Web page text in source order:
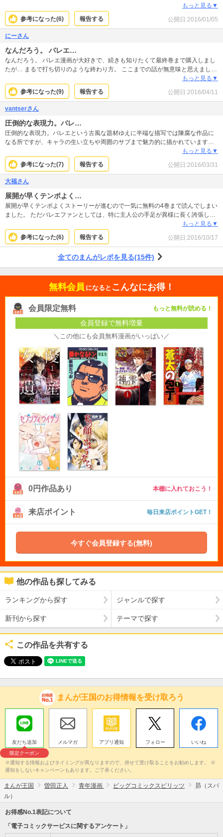
愛を書いていたけど私的には不要かな？と思ったり。スポーツした後の爽快感
があり「独りスポ根」とても楽しいです♪映画にもなったとの事、どのような内
容に仕上げているのか気になるので、そちらも機会があれば見てみたいなぁ♪
もっと見る▼
参考になった(6) 報告する 公開日:2016/01/05
にーさん
なんだろう。 バレエ…
なんだろう。 バレエ漫画が大好きで、続きも知りたくて最終巻まで購入しまし
たが… まるで打ち切りのような終わり方。 ここまでの話が無意味と思えまし
楽しかったけど、最後まで読んだ今、読み返す事は二度とないと思いました。
もっと見る▼
参考になった(9) 報告する 公開日:2016/04/11
vantserさん
圧倒的な表現力。バレ…
圧倒的な表現力。バレエという古風な題材ゆえに半端な描写では陳腐な作品に
なる所ですが、キャラの生い立ちや周囲のサブまで魅力的に描かれています。
たまたま見つけた三巻無料でしたが続きが気になり購入しました。 バレエに興
味は無いのですが、バレエの世界の理屈や評価基準を少しでも理解出来た気が
します。 ジャンルも世代も違いますが「明日のジョー」を読んだ時の衝撃に近
い読者に訴えてくるパワーを感じました。
もっと見る▼
参考になった(7) 報告する 公開日:2016/03/31
大福さん
展開が早くテンポよく…
展開が早くテンポよくストーリーが進むので一気に無料の4巻まで読んでしまい
ました。 ただバレエファンとしては、特に主人公の手足が異様に長く誇張して
描かれていて、何となくバランスの悪い体つきに見えて仕方ありませんでし
た。 また青年マンガ向けの絵柄のためか、躍動感溢れるダイナミックな魅せ方
は上手だと思いますが、逆に静止している時の美しさやポージングは残念な感
もっと見る▼
参考になった(6) 報告する 公開日:2016/10/17
全てのまんがレポを見る(15件)
無料会員 になると こんなにお得！
会員限定無料 もっと無料が読める！
会員登録で無料増量
＼この他にも会員無料漫画がいっぱい／
0円作品あり 本棚に入れておこう！
来店ポイント 毎日来店ポイントGET！
今すぐ会員登録する(無料)
他の作品も探してみる
ランキングから探す ジャンルで探す
新刊から探す テーマで探す
この作品を共有する
まんが王国のお得情報を受け取ろう
友だち追加
限定クーポン
メルマガ アプリ通知 フォロー いいね
※通知する情報およびタイミングが異なりますので、併せて受け取ることをお勧めします。 ※
通知をしないキャンペーンもあります。ご了承ください。
まんが王国 曽田正人 青年漫画 ビッグコミックスピリッツ
昴（スバ
ル）
お得感No.1表記について
「電子コミックサービスに関するアンケート」